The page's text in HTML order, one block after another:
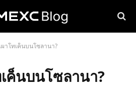
ผาโทเค็นบนโซลานา?
ค็นบนโซลานา?